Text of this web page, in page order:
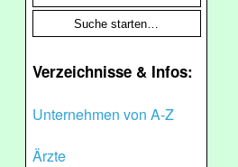
Verzeichnisse & Infos:
Unternehmen von A-Z
Ärzte